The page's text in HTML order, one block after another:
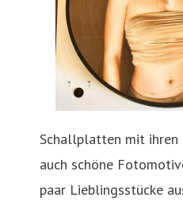
Schallplatten mit ihren
auch schöne
paar Lieblingsstücke